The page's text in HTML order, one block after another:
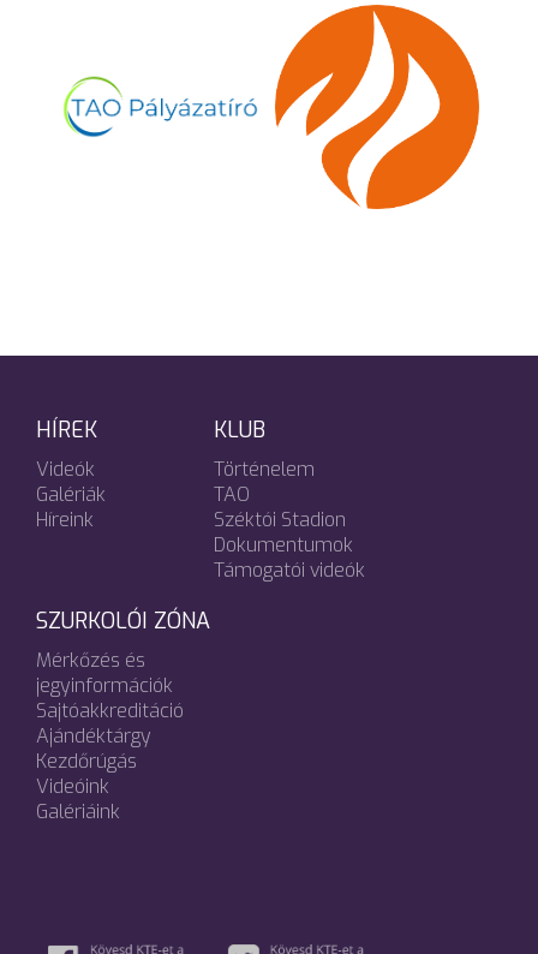
HÍREK
Videók
Galériák
Híreink
KLUB
Történelem
TAO
Széktói Stadion
Dokumentumok
Támogatói videók
SZURKOLÓI ZÓNA
Mérkőzés és
jegyinformációk
Sajtóakkreditáció
Ajándéktárgy
Kezdőrúgás
Videóink
Galériáink